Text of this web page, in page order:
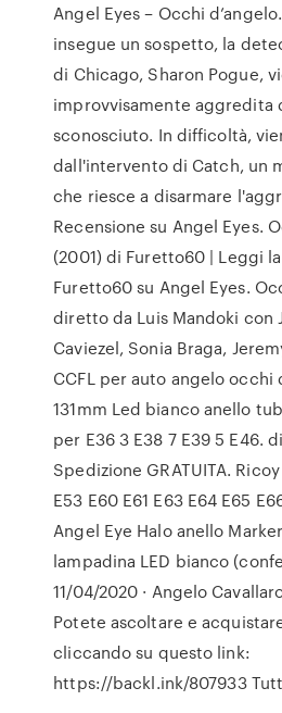
Angel Eyes – Occhi
insegue un sospetto, la
di Chicago, Sharon Pogue,
improvvisamente aggredita
sconosciuto. In difficoltà,
dall'intervento di Catch, un
che riesce a disarmare
Recensione su Angel Eyes.
(2001) di Furetto60 | Leggi
Furetto60 su Angel Eyes.
diretto da Luis Mandoki con
Caviezel, Sonia Braga,
CCFL per auto angelo occhi
131mm Led bianco anello
per E36 3 E38 7 E39 5 E46.
Spedizione GRATUITA.
E53 E60 E61 E63 E64 E65
Angel Eye Halo anello
lampadina LED bianco
11/04/2020 · Angelo
Potete ascoltare e
cliccando su questo link:
https://backl.ink/807933